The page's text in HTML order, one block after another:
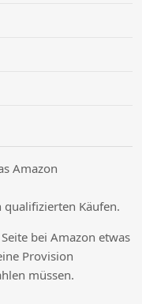
Amazon
Käufen.
bei Amazon etwas
Provision
müssen.